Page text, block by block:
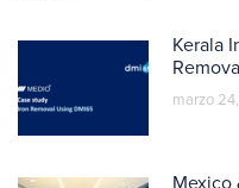
Kerala
marzo
Mexico